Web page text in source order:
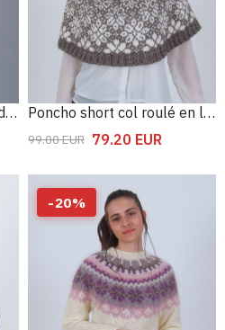
Pull tricoté main avec nordique design Poncho short col roulé en laine
99.00EUR 79.20 EUR
-20%